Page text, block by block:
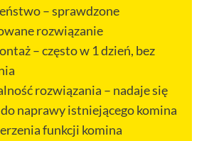
– sprawdzone
rozwiązanie
– często w 1 dzień, bez
rozwiązania – nadaje się
naprawy istniejącego komina
funkcji komina